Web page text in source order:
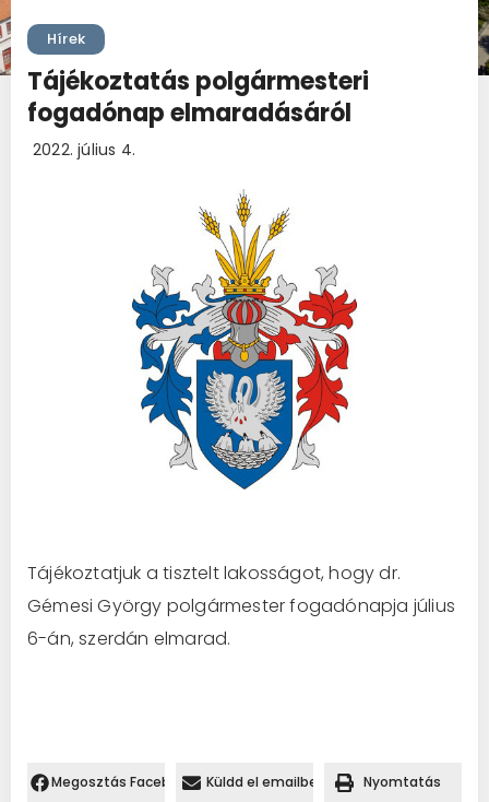
Hírek
Tájékoztatás polgármesteri
fogadónap elmaradásáról
2022. július 4.
Tájékoztatjuk a tisztelt lakosságot, hogy dr.
Gémesi György polgármester fogadónapja július
6-án, szerdán elmarad.
Megosztás Facebookon.Küldd el emailben Nyomtatás